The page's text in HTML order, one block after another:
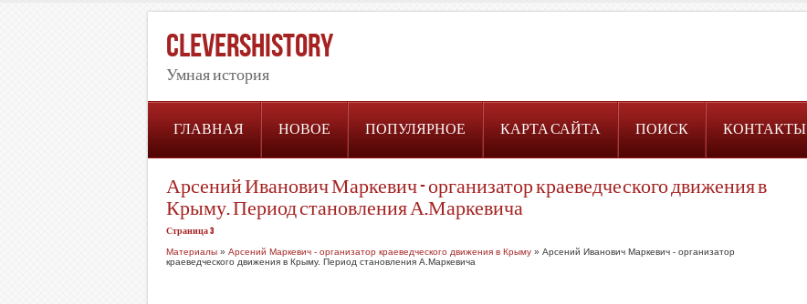
CleversHistory
Умная история
ГЛАВНАЯ НОВОЕ ПОПУЛЯРНОЕ КАРТА САЙТА ПОИСК КОНТАКТЫ
Арсений Иванович Маркевич - организатор краеведческого движения в
Крыму. Период становления А.Маркевича
Страница 3
Материалы » Арсений Маркевич - организатор краеведческого движения в Крыму » Арсений Иванович Маркевич - организатор
краеведческого движения в Крыму. Период становления А.Маркевича